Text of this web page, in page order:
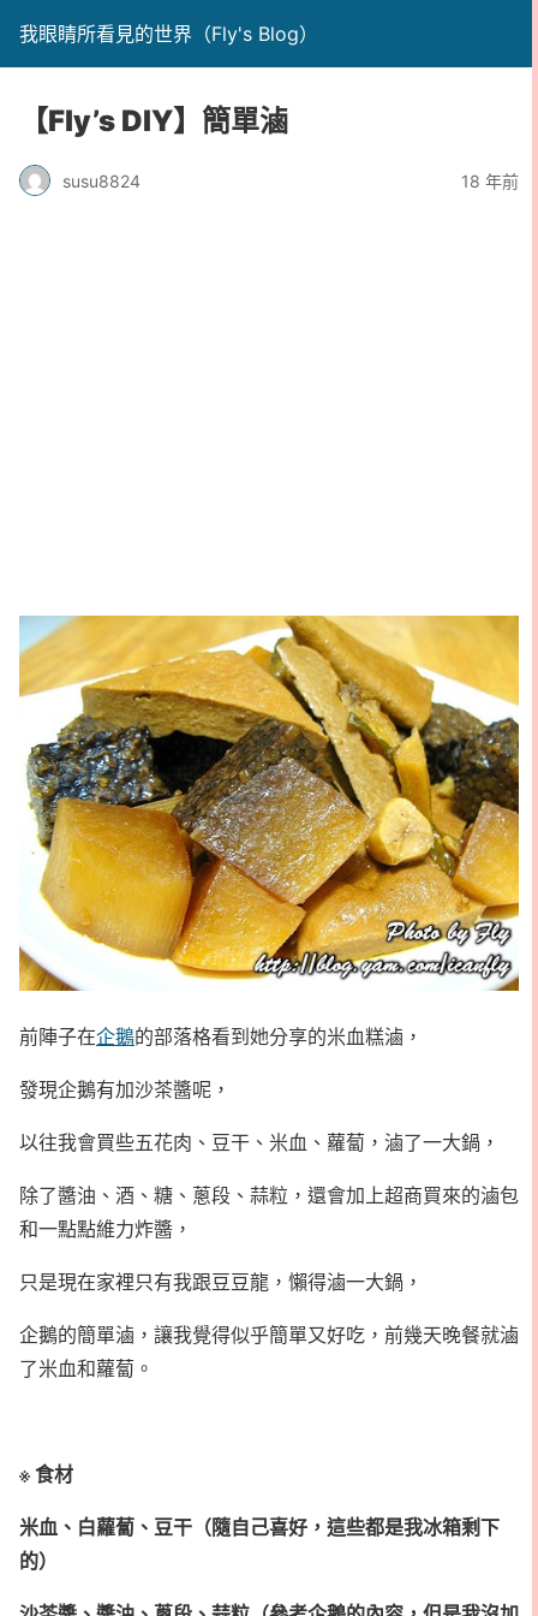
我眼睛所看見的世界（Fly's Blog）
【Fly’s DIY】簡單滷
susu8824 18 年前
前陣子在企鵝的部落格看到她分享的米血糕滷，
發現企鵝有加沙茶醬呢，
以往我會買些五花肉、豆干、米血、蘿蔔，滷了一大鍋，
除了醬油、酒、糖、蔥段、蒜粒，還會加上超商買來的滷包
和一點點維力炸醬，
只是現在家裡只有我跟豆豆龍，懶得滷一大鍋，
企鵝的簡單滷，讓我覺得似乎簡單又好吃，前幾天晚餐就滷
了米血和蘿蔔。
※ 食材
米血、白蘿蔔、豆干（隨自己喜好，這些都是我冰箱剩下
的）